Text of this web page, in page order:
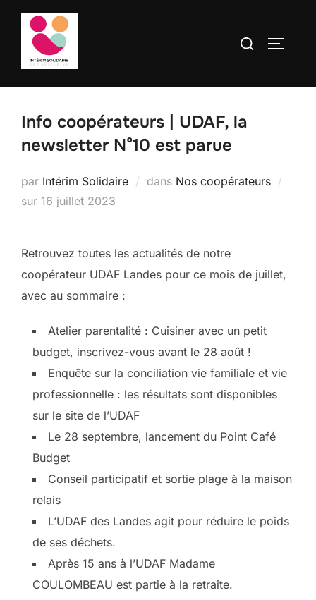
principal
Aller
contenu
Rechercher :
Info coopérateurs | UDAF, la
newsletter N°10 est parue
par Intérim Solidaire dans Nos coopérateurs
sur Publié
16 juillet 2023
Retrouvez toutes les actualités de notre
coopérateur UDAF Landes pour ce mois de juillet,
avec au sommaire :
Atelier parentalité : Cuisiner avec un petit
budget, inscrivez-vous avant le 28 août !
Enquête sur la conciliation vie familiale et vie
professionnelle : les résultats sont disponibles
sur le site de l’UDAF
Le 28 septembre, lancement du Point Café
Budget
Conseil participatif et sortie plage à la maison
relais
L’UDAF des Landes agit pour réduire le poids
de ses déchets.
Après 15 ans à l’UDAF Madame
COULOMBEAU est partie à la retraite.